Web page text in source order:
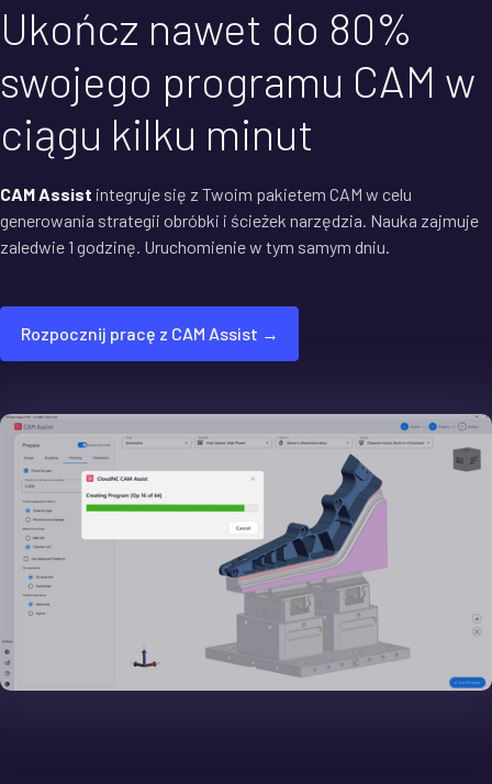
Ukończ nawet do 80%
swojego programu CAM w
ciągu kilku minut
CAM Assist integruje się z Twoim pakietem CAM w celu
generowania strategii obróbki i ścieżek narzędzia. Nauka zajmuje
zaledwie 1 godzinę. Uruchomienie w tym samym dniu.
Rozpocznij pracę z CAM Assist →